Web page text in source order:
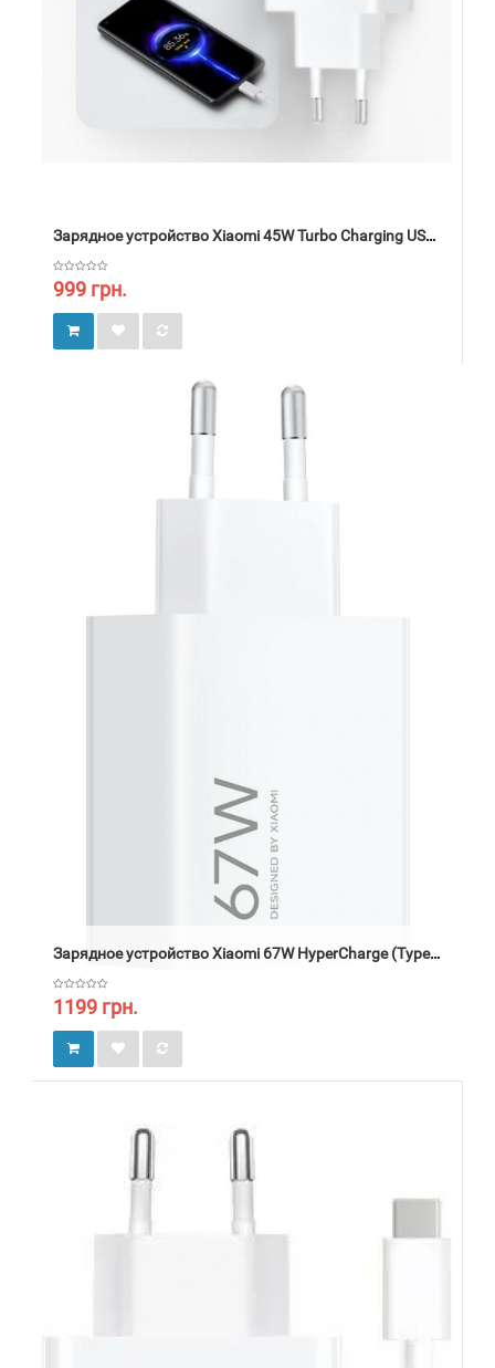
Зарядное устройство Xiaomi 45W Turbo Charging USB-A
999 грн.
Зарядное устройство Xiaomi 67W HyperCharge (Type-A)
1199 грн.